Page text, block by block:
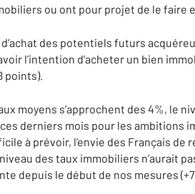
ou ont pour projet de le faire
des potentiels futurs
l’intention d’acheter un bien
points).
moyens s’approchent des 4%, le
derniers mois pour les ambitions
à prévoir, l’envie des Français de
des taux immobiliers n’aurait
depuis le début de nos mesures